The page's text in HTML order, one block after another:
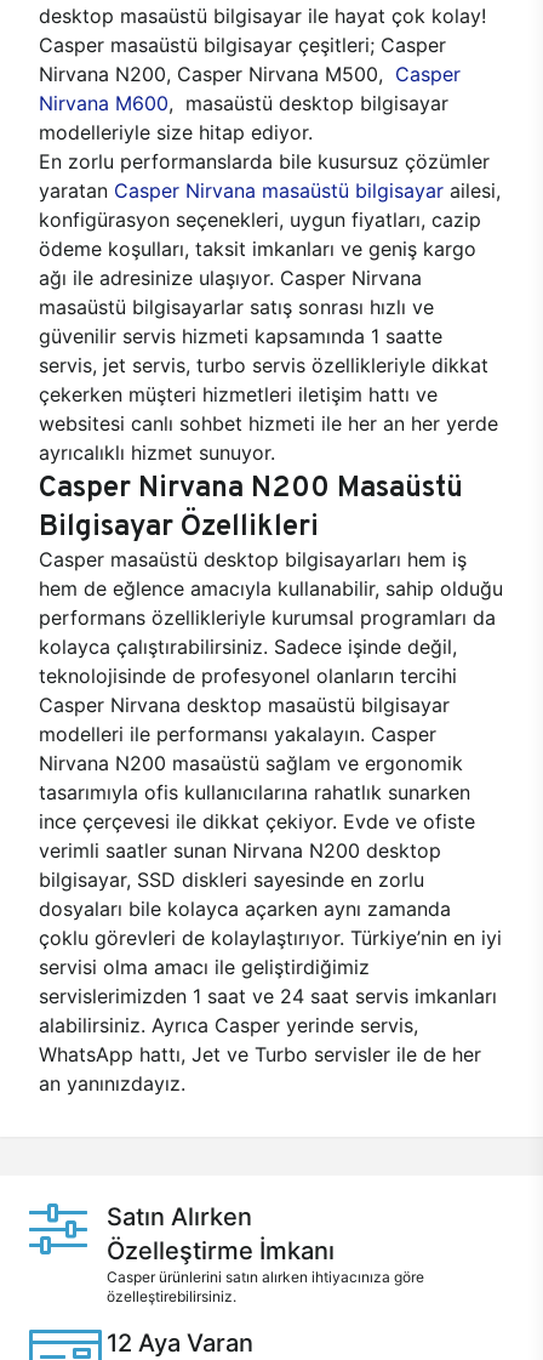
desktop masaüstü bilgisayar ile hayat çok kolay!
Casper masaüstü bilgisayar çeşitleri; Casper
Nirvana N200, Casper Nirvana M500, Casper
Nirvana M600, masaüstü desktop bilgisayar
modelleriyle size hitap ediyor.
En zorlu performanslarda bile kusursuz çözümler
yaratan Casper Nirvana masaüstü bilgisayar ailesi,
konfigürasyon seçenekleri, uygun fiyatları, cazip
ödeme koşulları, taksit imkanları ve geniş kargo
ağı ile adresinize ulaşıyor. Casper Nirvana
masaüstü bilgisayarlar satış sonrası hızlı ve
güvenilir servis hizmeti kapsamında 1 saatte
servis, jet servis, turbo servis özellikleriyle dikkat
çekerken müşteri hizmetleri iletişim hattı ve
websitesi canlı sohbet hizmeti ile her an her yerde
ayrıcalıklı hizmet sunuyor.
Casper Nirvana N200 Masaüstü
Bilgisayar Özellikleri
Casper masaüstü desktop bilgisayarları hem iş
hem de eğlence amacıyla kullanabilir, sahip olduğu
performans özellikleriyle kurumsal programları da
kolayca çalıştırabilirsiniz. Sadece işinde değil,
teknolojisinde de profesyonel olanların tercihi
Casper Nirvana desktop masaüstü bilgisayar
modelleri ile performansı yakalayın. Casper
Nirvana N200 masaüstü sağlam ve ergonomik
tasarımıyla ofis kullanıcılarına rahatlık sunarken
ince çerçevesi ile dikkat çekiyor. Evde ve ofiste
verimli saatler sunan Nirvana N200 desktop
bilgisayar, SSD diskleri sayesinde en zorlu
dosyaları bile kolayca açarken aynı zamanda
çoklu görevleri de kolaylaştırıyor. Türkiye’nin en iyi
servisi olma amacı ile geliştirdiğimiz
servislerimizden 1 saat ve 24 saat servis imkanları
alabilirsiniz. Ayrıca Casper yerinde servis,
WhatsApp hattı, Jet ve Turbo servisler ile de her
an yanınızdayız.
Satın Alırken
Özelleştirme İmkanı
Casper ürünlerini satın alırken ihtiyacınıza göre
özelleştirebilirsiniz.
12 Aya Varan